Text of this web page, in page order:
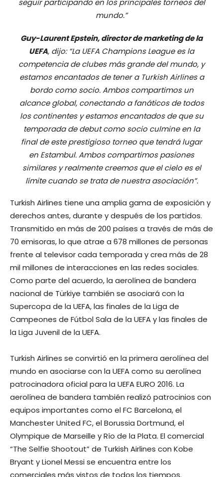
seguir participando en los principales torneos del
mundo.”
Guy-Laurent Epstein, director de marketing de la
UEFA, dijo:“La UEFA Champions League es la
competencia de clubes más grande del mundo, y
estamos encantados de tener a Turkish Airlines a
bordo como socio. Ambos compartimos un
alcance global, conectando a fanáticos de todos
los continentes y estamos encantados de que su
temporada de debut como socio culmine en la
final de este prestigioso torneo que tendrá lugar
en Estambul. Ambos compartimos pasiones
similares y realmente creemos que el cielo es el
límite cuando se trata de nuestra asociación”.
Turkish Airlines tiene una amplia gama de exposición y
derechos antes, durante y después de los partidos.
Transmitido en más de 200 países a través de más de
70 emisoras, lo que atrae a 678 millones de personas
frente al televisor cada temporada y crea más de 28
mil millones de interacciones en las redes sociales.
Como parte del acuerdo, la aerolínea de bandera
nacional de Türkiye también se asociará con la
Supercopa de la UEFA, las finales de la Liga de
Campeones de Fútbol Sala de la UEFA y las finales de
la Liga Juvenil de la UEFA.
Turkish Airlines se convirtió en la primera aerolínea del
mundo en asociarse con la UEFA como su aerolínea
patrocinadora oficial para la UEFA EURO 2016. La
aerolínea de bandera también realizó patrocinios con
equipos importantes como el FC Barcelona, ​​el
Manchester United FC, el Borussia Dortmund, el
Olympique de Marseille y Río de la Plata. El comercial
“The Selfie Shootout” de Turkish Airlines con Kobe
Bryant y Lionel Messi se encuentra entre los
comerciales más vistos de todos los tiempos.